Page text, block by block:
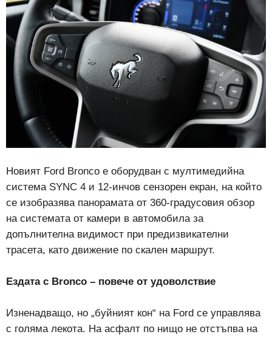
Новият Ford Bronco е оборудван с мултимедийна
система SYNC 4 и 12-инчов сензорен екран, на който
се изобразява панорамата от 360-градусовия обзор
на системата от камери в автомобила за
допълнителна видимост при предизвикателни
трасета, като движение по скален маршрут.
Ездата с Bronco – повече от удоволствие
Изненадващо, но „буйният кон“ на Ford се управлява
с голяма лекота. На асфалт по нищо не отстъпва на